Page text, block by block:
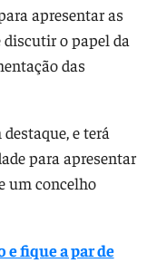
apresentar as
o papel da
das
e terá
para apresentar
um concelho
fique a par de